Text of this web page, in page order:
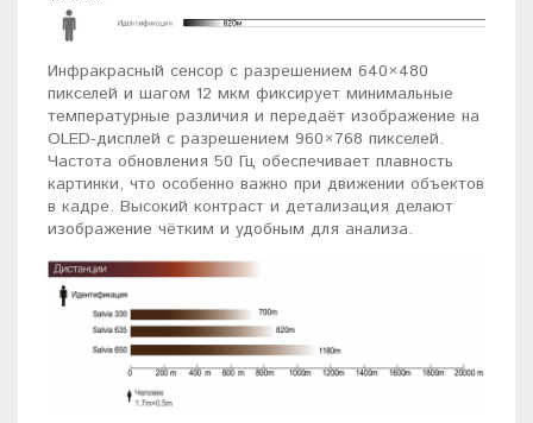
Инфракрасный сенсор с разрешением 640×480
пикселей и шагом 12 мкм фиксирует минимальные
температурные различия и передаёт изображение на
OLED-дисплей с разрешением 960×768 пикселей.
Частота обновления 50 Гц обеспечивает плавность
картинки, что особенно важно при движении объектов
в кадре. Высокий контраст и детализация делают
изображение чётким и удобным для анализа.